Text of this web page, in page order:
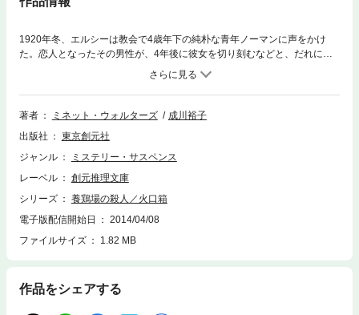
1920年冬、エルシーは教会で4歳年下の純朴な青年ノーマンに声をかけ
た。恋人となったその男性が、4年後に彼女を切り刻むなどと、だれに予
想できただろうか──。かのサー・アーサー・コナン・ドイルが判決に異
議を表明したという、英国で実際に起きた事件をもとに執筆された「養鶏
場の殺人」と、老女二人の強盗殺害事件を通して、小さなコミュニティー
における偏見がいかにして悲惨な出来事を引き起こしたかを描く「火口
して人々の心理を巧みに描き上げた傑作中編集。
著者 ミネット・ウォルターズ
成川裕子
出版社
東京創元社
ジャンル
ミステリー・サスペンス
レーベル
創元推理文庫
シリーズ
養鶏場の殺人／火口箱
電子版配信開始日
2014/04/08
ファイルサイズ
1.82 MB
作品をシェアする